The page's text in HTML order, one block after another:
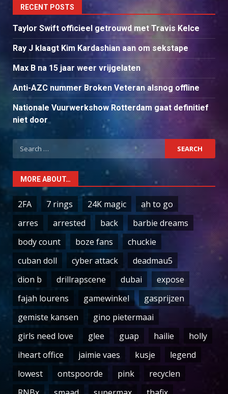
RECENT POSTS
Taylor Swift officieel getrouwd met Travis Kelce
Ray J klaagt Kim Kardashian aan om sekstape
Max B na 15 jaar weer vrijgelaten
Anti-AZC nummer Broken Veteran alsnog offline
Nationale Vuurwerkshow Rotterdam gaat definitief
niet door
Search
for:
MORE ABOUT…
2FA 7 rings 24K magic
ah to go
arres
arrested back
barbie dreams
body count
boze fans
chuckie
cuban doll
cyber attack
deadmau5
dion b
drillrapscene dubai
expose
fajah lourens
gamewinkel
gasprijzen
gemiste kansen
gino pietermaai
girls need love
glee guap hailie
holly
iheart office
jaimie vaes kusje
legend
lowest
ontspoorde pink
recyclen